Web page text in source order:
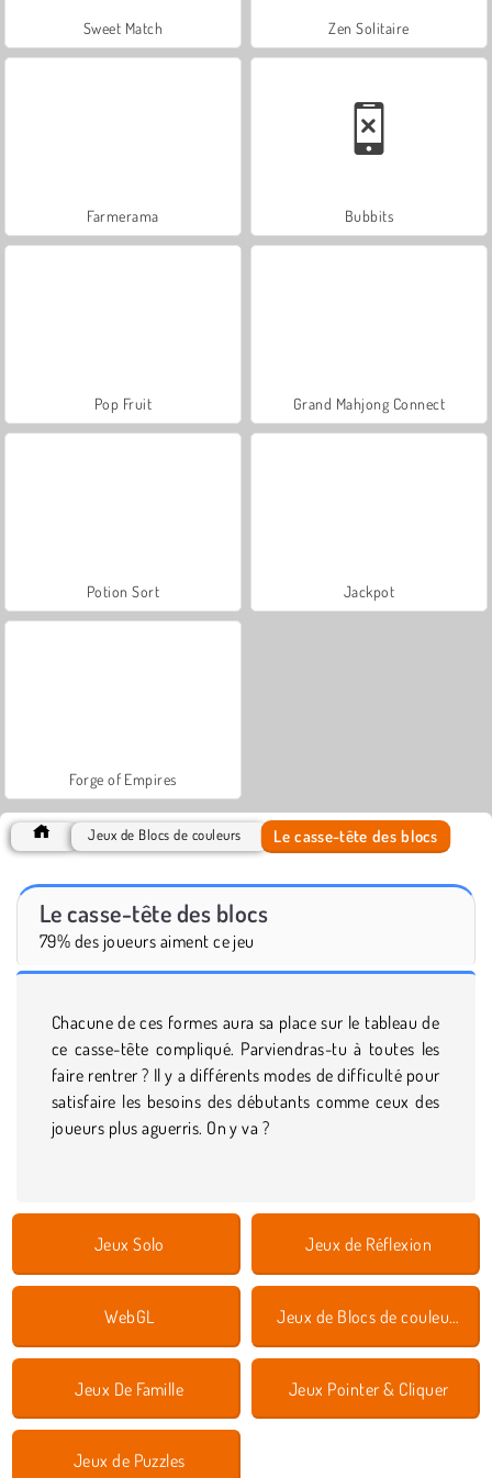
Sweet Match Zen Solitaire
Farmerama Bubbits
Pop Fruit Grand Mahjong Connect
Potion Sort Jackpot
Forge of Empires
Jeux de Blocs de couleurs Le casse-tête des blocs
Le casse-tête des blocs
79% des joueurs aiment ce jeu
Chacune de ces formes aura sa place sur le tableau de
ce casse-tête compliqué. Parviendras-tu à toutes les
faire rentrer ? Il y a différents modes de difficulté pour
satisfaire les besoins des débutants comme ceux des
joueurs plus aguerris. On y va ?
Jeux Solo Jeux de Réflexion
WebGL Jeux de Blocs de couleurs
Jeux De Famille Jeux Pointer & Cliquer
Jeux de Puzzles